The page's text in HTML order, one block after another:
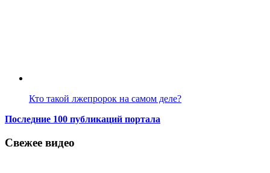
Кто такой лжепророк на самом деле?
Последние 100 публикаций портала
Свежее видео